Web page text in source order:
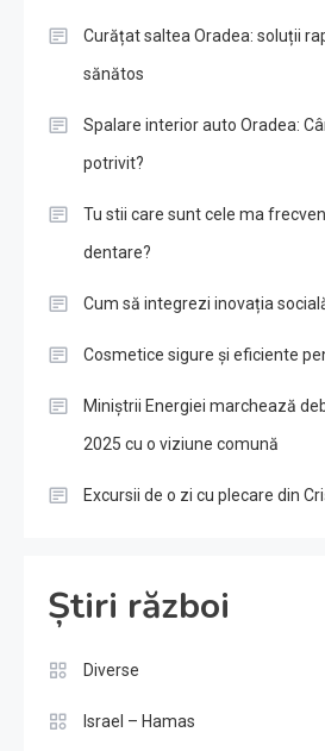
Curățat saltea Oradea: soluții
sănătos
Spalare interior auto Oradea:
potrivit?
Tu stii care sunt cele ma
dentare?
Cum să integrezi inovația
Cosmetice sigure și eficiente
Miniștrii Energiei marchează
2025 cu o viziune comună
Excursii de o zi cu plecare din
Știri război
Diverse
Israel – Hamas